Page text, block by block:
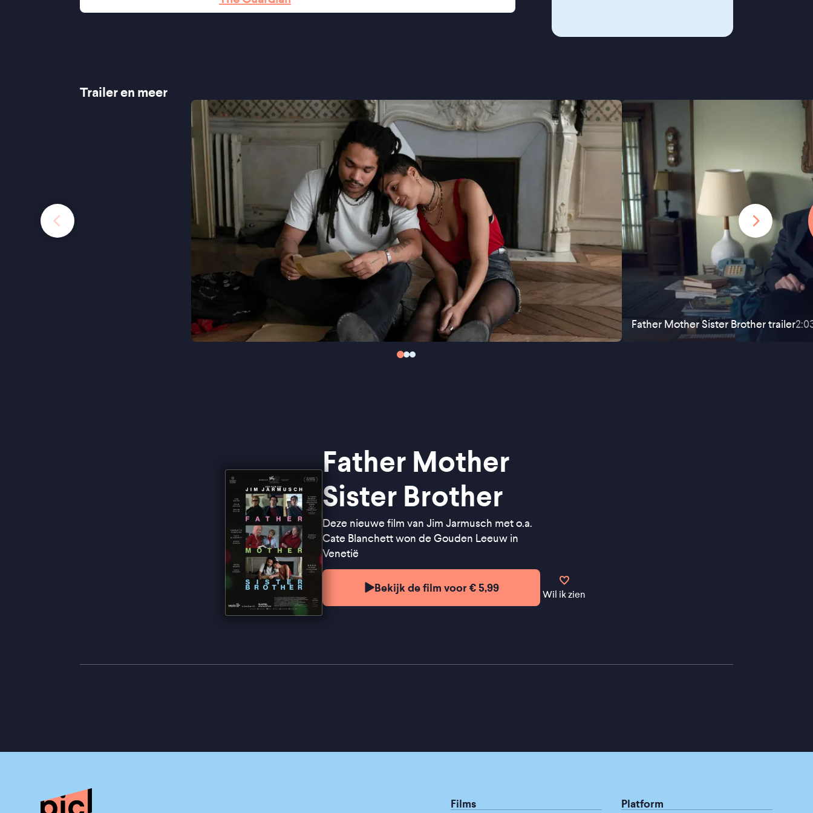
Trailer en meer
Father Mother Sister Brother trailer
Father Mother
Sister Brother
Deze nieuwe film van Jim Jarmusch met o.a.
Cate Blanchett won de Gouden Leeuw in
Venetië
Bekijk de film voor € 5,99
Wil ik zien
Films Platform